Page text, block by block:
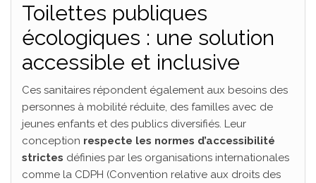
Toilettes publiques
écologiques : une solution
accessible et inclusive
Ces sanitaires répondent également aux besoins des
personnes à mobilité réduite, des familles avec de
jeunes enfants et des publics diversifiés. Leur
conception respecte les normes d’accessibilité
strictes définies par les organisations internationales
comme la CDPH (Convention relative aux droits des